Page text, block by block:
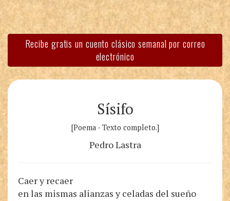
Recibe gratis un cuento clásico semanal por correo
electrónico
Sísifo
[Poema - Texto completo.]
Pedro Lastra
Caer y recaer
en las mismas alianzas y celadas del sueño